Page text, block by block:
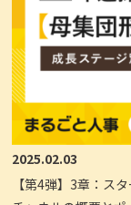
2025.02.03
【第4弾】3章：ス